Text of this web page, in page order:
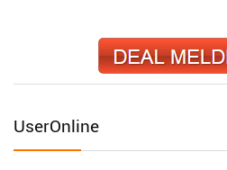
UserOnline